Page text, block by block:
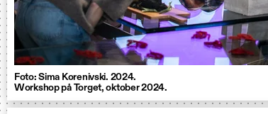
Foto: Sima Korenivski. 2024.
Workshop på Torget, oktober 2024.